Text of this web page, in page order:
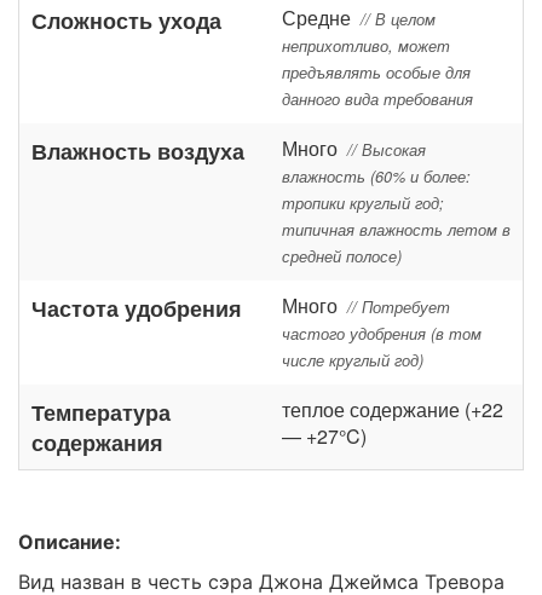
Сложность ухода Средне // В целом
неприхотливо, может
предъявлять особые для
данного вида требования
Влажность воздуха Много // Высокая
влажность (60% и более:
тропики круглый год;
типичная влажность летом в
средней полосе)
Частота удобрения Много // Потребует
частого удобрения (в том
числе круглый год)
Температура
содержания
теплое содержание (+22
— +27°C)
Описание:
Вид назван в честь сэра Джона Джеймса Тревора